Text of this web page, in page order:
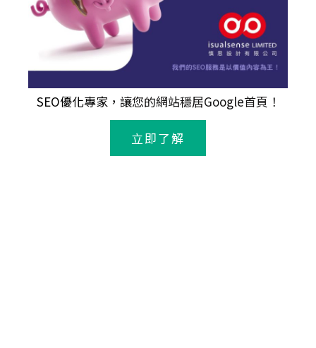
SEO優化專家，讓您的網站穩居Google首頁！
立即了解